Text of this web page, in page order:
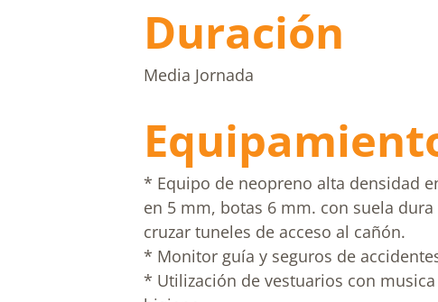
Duración
Media Jornada
* Equipo de neopreno alta densidad
en 5 mm, botas 6 mm. con suela
cruzar tuneles de acceso al cañón.
* Monitor guía y seguros de
* Utilización de vestuarios con